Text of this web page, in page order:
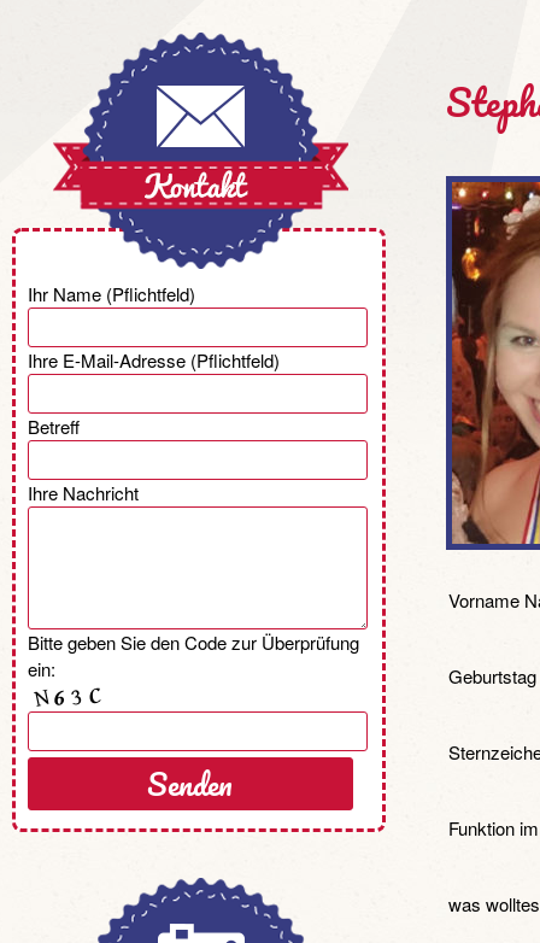
Ihr Name (Pflichtfeld)
Ihre E-Mail-Adresse (Pflichtfeld)
Betreff
Ihre Nachricht
Bitte geben Sie den Code zur Überprüfung
ein:
Vorname
Funktion
was